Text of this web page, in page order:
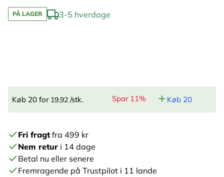
PÅ LAGER 3-5 hverdage
Køb 20 for 19,92 /stk. Spar 11% Køb 20
Fri fragtfra 499 kr
Nem retur i 14 dage
Betal nu eller senere
Fremragende på Trustpilot i 11 lande